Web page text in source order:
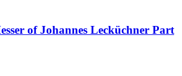
of Johannes Lecküchner Part